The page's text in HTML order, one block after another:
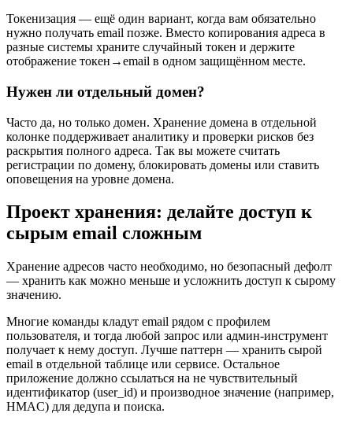
Токенизация — ещё один вариант, когда вам обязательно
нужно получать email позже. Вместо копирования адреса в
разные системы храните случайный токен и держите
отображение токен→email в одном защищённом месте.
Нужен ли отдельный домен?
Часто да, но только домен. Хранение домена в отдельной
колонке поддерживает аналитику и проверки рисков без
раскрытия полного адреса. Так вы можете считать
регистрации по домену, блокировать домены или ставить
оповещения на уровне домена.
Проект хранения: делайте доступ к
сырым email сложным
Хранение адресов часто необходимо, но безопасный дефолт
— хранить как можно меньше и усложнить доступ к сырому
значению.
Многие команды кладут email рядом с профилем
пользователя, и тогда любой запрос или админ‑инструмент
получает к нему доступ. Лучше паттерн — хранить сырой
email в отдельной таблице или сервисе. Остальное
приложение должно ссылаться на не чувствительный
идентификатор (user_id) и производное значение (например,
HMAC) для дедупа и поиска.